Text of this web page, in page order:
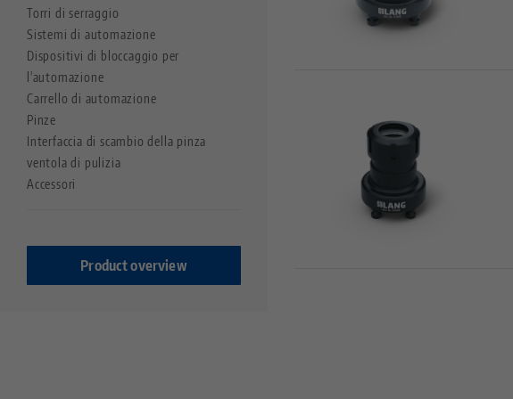
Serraggio a punto zero
Quick•Point®
Quick•Point® duo
Quick•Point® Rail
Automazione
RoboTrex
Makro•Grip® Aero
Clean•Tec
Torri di serraggio
Sistemi di automazione
Dispositivi di bloccaggio per
l'automazione
Carrello di automazione
Pinze
Interfaccia di scambio della pinza
ventola di pulizia
Accessori
Product overview